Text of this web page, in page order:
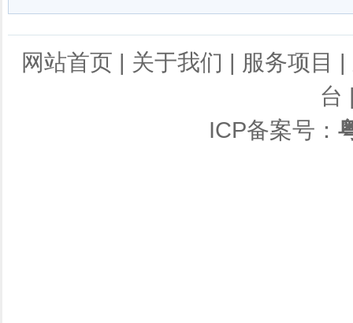
网站首页 | 关于我们 | 服务项目 |
台
ICP备案号：